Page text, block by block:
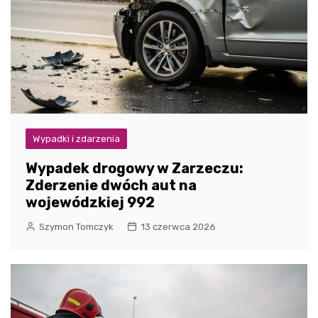
Wypadki i zdarzenia
Wypadek drogowy w Zarzeczu:
Zderzenie dwóch aut na
wojewódzkiej 992
Szymon Tomczyk 13 czerwca 2026